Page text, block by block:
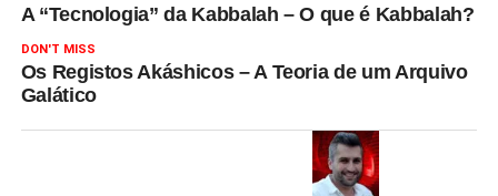
A “Tecnologia” da Kabbalah – O que é Kabbalah?
DON'T MISS
Os Registos Akáshicos – A Teoria de um Arquivo
Galático